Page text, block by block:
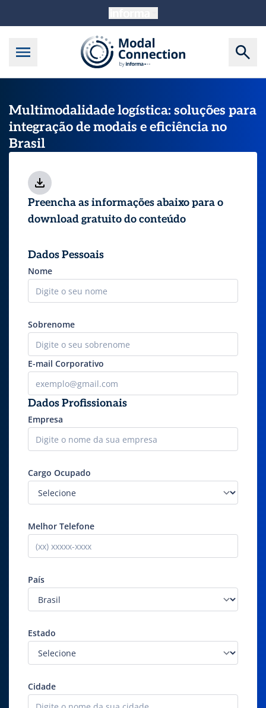
Multimodalidade logística: soluções para
integração de modais e eficiência no
Brasil
Preencha as informações abaixo para o
download gratuito do conteúdo
Dados Pessoais
Nome
Sobrenome
E-mail Corporativo
Dados Profissionais
Empresa
Cargo Ocupado
Melhor Telefone
País
Estado
Cidade